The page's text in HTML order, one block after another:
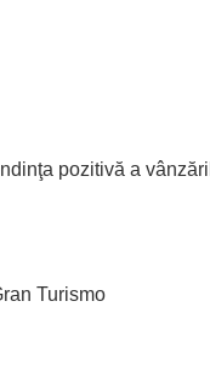
pozitivă a
Turismo